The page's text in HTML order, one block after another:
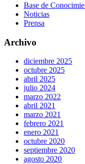
Base de
Noticias
Prensa
Archivo
diciembre 2025
octubre 2025
abril 2025
julio 2024
marzo 2022
abril 2021
marzo 2021
febrero 2021
enero 2021
octubre 2020
septiembre 2020
agosto 2020